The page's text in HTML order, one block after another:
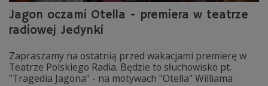
Jagon oczami Otella - premiera w teatrze
radiowej Jedynki
Zapraszamy na ostatnią przed wakacjami premierę w
Teatrze Polskiego Radia. Będzie to słuchowisko pt.
"Tragedia Jagona" - na motywach "Otella" Williama